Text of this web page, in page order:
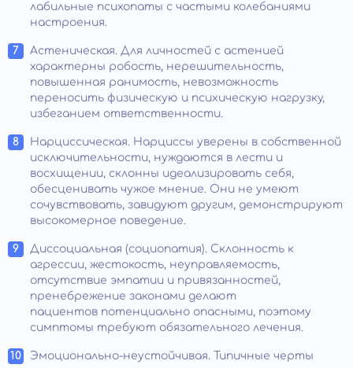
лабильные психопаты с частыми колебаниями
настроения.
Астеническая. Для личностей с астенией
характерны робость, нерешительность,
повышенная ранимость, невозможность
переносить физическую и психическую нагрузку,
избеганием ответственности.
Нарциссическая. Нарциссы уверены в собственной
исключительности, нуждаются в лести и
восхищении, склонны идеализировать себя,
обесценивать чужое мнение. Они не умеют
сочувствовать, завидуют другим, демонстрируют
высокомерное поведение.
Диссоциальная (социопатия). Склонность к
агрессии, жестокость, неуправляемость,
отсутствие эмпатии и привязанностей,
пренебрежение законами делают
пациентов потенциально опасными, поэтому
симптомы требуют обязательного лечения.
Эмоционально-неустойчивая. Типичные черты